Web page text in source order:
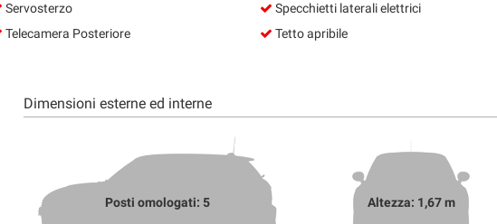
Servosterzo
Telecamera Posteriore
Specchietti laterali elettrici
Tetto apribile
Dimensioni esterne ed interne
Posti omologati: 5 Altezza: 1,67 m